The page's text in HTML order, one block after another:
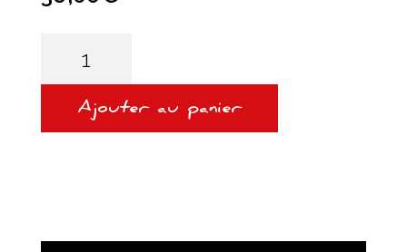
À
Ajouter au panier